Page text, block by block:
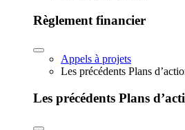
Règlement financier
Appels à projets
Les précédents Plans
Les précédents Plans